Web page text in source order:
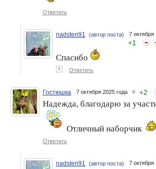
Ответить
nadsten91 (автор поста) 7
+1
Спасибо
↑ Ответить
Гостюшка 7 октября 2025 года # +2
Надежда, благодарю за
Отличный наборчик
Ответить
nadsten91 (автор поста) 7